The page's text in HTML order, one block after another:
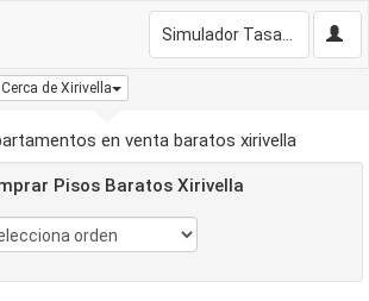
Cerca de Xirivella
en venta baratos xirivella
Pisos Baratos Xirivella